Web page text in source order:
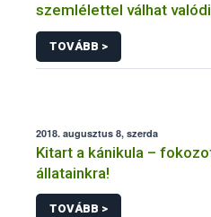
szemlélettel válhat
TOVÁBB >
2018. augusztus 8, szerda
Kitart a kánikula –
állatainkra!
TOVÁBB >